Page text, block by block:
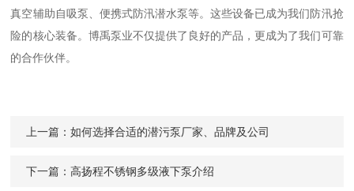
真空辅助自吸泵、便携式防汛潜水泵等。这些设备已成为我们防汛抢
险的核心装备。博禹泵业不仅提供了良好的产品，更成为了我们可靠
的合作伙伴。
上一篇：如何选择合适的潜污泵厂家、品牌及公司
下一篇：高扬程不锈钢多级液下泵介绍